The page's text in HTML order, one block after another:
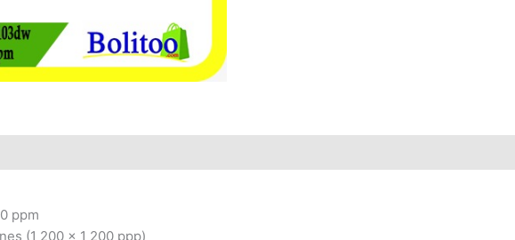
ppm
(1 200 x 1 200 ppp)